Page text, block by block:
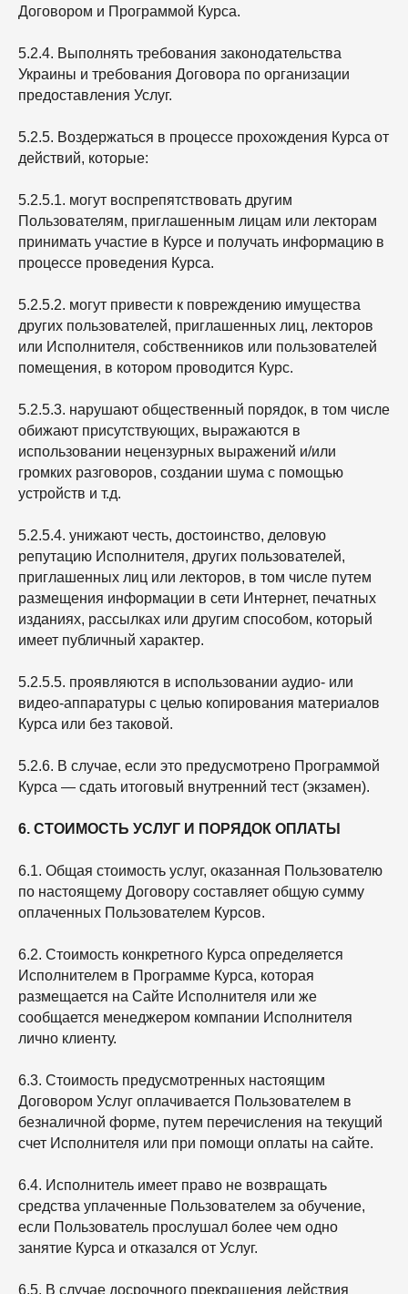
Договором и Программой Курса.
5.2.4. Выполнять требования законодательства
Украины и требования Договора по организации
предоставления Услуг.
5.2.5. Воздержаться в процессе прохождения Курса от
действий, которые:
5.2.5.1. могут воспрепятствовать другим
Пользователям, приглашенным лицам или лекторам
принимать участие в Курсе и получать информацию в
процессе проведения Курса.
5.2.5.2. могут привести к повреждению имущества
других пользователей, приглашенных лиц, лекторов
или Исполнителя, собственников или пользователей
помещения, в котором проводится Курс.
5.2.5.3. нарушают общественный порядок, в том числе
обижают присутствующих, выражаются в
использовании нецензурных выражений и/или
громких разговоров, создании шума с помощью
устройств и т.д.
5.2.5.4. унижают честь, достоинство, деловую
репутацию Исполнителя, других пользователей,
приглашенных лиц или лекторов, в том числе путем
размещения информации в сети Интернет, печатных
изданиях, рассылках или другим способом, который
имеет публичный характер.
5.2.5.5. проявляются в использовании аудио- или
видео-аппаратуры с целью копирования материалов
Курса или без таковой.
5.2.6. В случае, если это предусмотрено Программой
Курса — сдать итоговый внутренний тест (экзамен).
6. СТОИМОСТЬ УСЛУГ И ПОРЯДОК ОПЛАТЫ
6.1. Общая стоимость услуг, оказанная Пользователю
по настоящему Договору составляет общую сумму
оплаченных Пользователем Курсов.
6.2. Стоимость конкретного Курса определяется
Исполнителем в Программе Курса, которая
размещается на Сайте Исполнителя или же
сообщается менеджером компании Исполнителя
лично клиенту.
6.3. Стоимость предусмотренных настоящим
Договором Услуг оплачивается Пользователем в
безналичной форме, путем перечисления на текущий
счет Исполнителя или при помощи оплаты на сайте.
6.4. Исполнитель имеет право не возвращать
средства уплаченные Пользователем за обучение,
если Пользователь прослушал более чем одно
занятие Курса и отказался от Услуг.
6.5. В случае досрочного прекращения действия